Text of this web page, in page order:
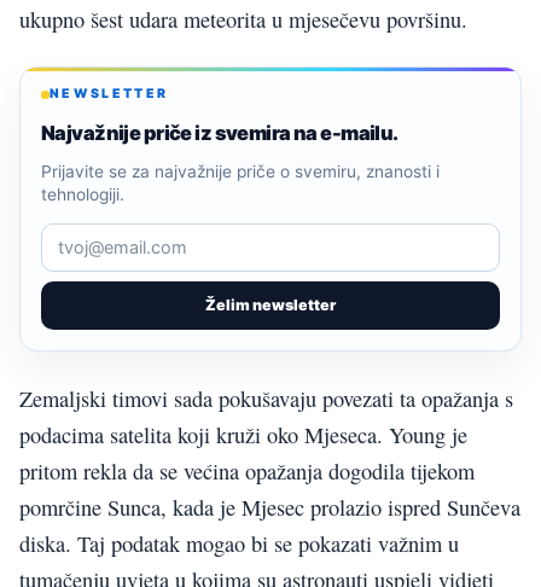
ukupno šest udara meteorita u mjesečevu površinu.
NEWSLETTER
Najvažnije priče iz svemira na e-mailu.
Želim newsletter
Prijavite se za najvažnije priče o svemiru, znanosti i
tehnologiji.
Zemaljski timovi sada pokušavaju povezati ta opažanja s
podacima satelita koji kruži oko Mjeseca. Young je
pritom rekla da se većina opažanja dogodila tijekom
pomrčine Sunca, kada je Mjesec prolazio ispred Sunčeva
diska. Taj podatak mogao bi se pokazati važnim u
tumačenju uvjeta u kojima su astronauti uspjeli vidjeti